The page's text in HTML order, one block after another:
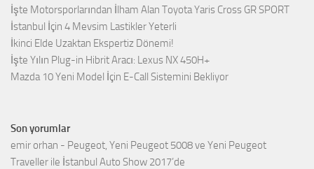
İşte Motorsporlarından İlham Alan Toyota Yaris Cross GR SPORT
İstanbul İçin 4 Mevsim Lastikler Yeterli
İkinci Elde Uzaktan Ekspertiz Dönemi!
İşte Yılın Plug-in Hibrit Aracı: Lexus NX 450H+
Mazda 10 Yeni Model İçin E-Call Sistemini Bekliyor
Son yorumlar
emir orhan - Peugeot, Yeni Peugeot 5008 ve Yeni Peugeot
Traveller ile İstanbul Auto Show 2017’de